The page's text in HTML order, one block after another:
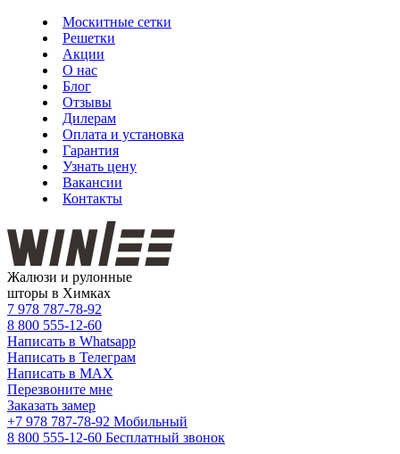
Москитные сетки
Решетки
Акции
О нас
Блог
Отзывы
Дилерам
Оплата и установка
Гарантия
Узнать цену
Вакансии
Контакты
Жалюзи и рулонные
шторы в Химках
7 978 787-78-92
8 800 555-12-60
Написать в Whatsapp
Написать в Телеграм
Написать в MAX
Перезвоните мне
Заказать замер
+7 978 787-78-92 Мобильный
8 800 555-12-60 Бесплатный звонок